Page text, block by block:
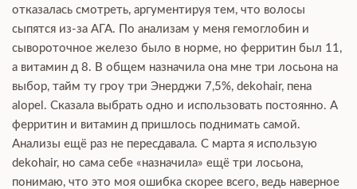
отказалась смотреть, аргументируя тем, что волосы
сыпятся из-за АГА. По анализам у меня гемоглобин и
сывороточное железо было в норме, но ферритин был 11,
а витамин д 8. В общем назначила она мне три лосьона на
выбор, тайм ту гроу три Энерджи 7,5%, dekohair, пена
alopel. Сказала выбрать одно и использовать постоянно. А
ферритин и витамин д пришлось поднимать самой.
Анализы ещё раз не пересдавала. С марта я использую
dekohair, но сама себе «назначила» ещё три лосьона,
понимаю, что это моя ошибка скорее всего, ведь наверное